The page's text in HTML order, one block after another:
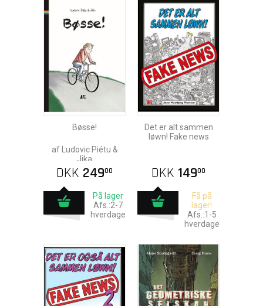
Bøsse!
af Ludovic Piétu &
Jika
DKK 24900
På lager
Afs.:2-7
hverdage
Det er alt sammen
løwn! Fake news
DKK 14900
Få på
lager!
Afs.:1-5
hverdage